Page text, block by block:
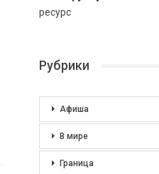
ресурс
Рубрики
Афиша
В мире
Граница